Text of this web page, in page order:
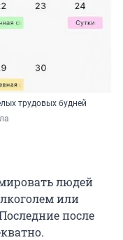
трудовых будней
людей
или
после